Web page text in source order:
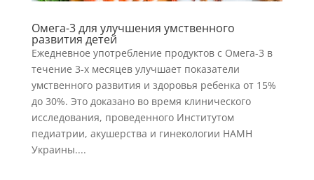
Омега-3 для улучшения умственного
развития детей
Ежедневное употребление продуктов с Омега-3 в
течение 3-х месяцев улучшает показатели
умственного развития и здоровья ребенка от 15%
до 30%. Это доказано во время клинического
исследования, проведенного Институтом
педиатрии, акушерства и гинекологии НАМН
Украины....